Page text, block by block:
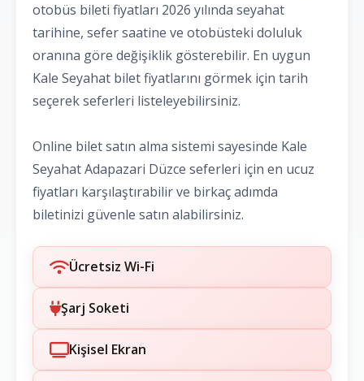
otobüs bileti fiyatları 2026 yılında seyahat
tarihine, sefer saatine ve otobüsteki doluluk
oranına göre değişiklik gösterebilir. En uygun
Kale Seyahat bilet fiyatlarını görmek için tarih
seçerek seferleri listeleyebilirsiniz.
Online bilet satın alma sistemi sayesinde Kale
Seyahat Adapazari Düzce seferleri için en ucuz
fiyatları karşılaştırabilir ve birkaç adımda
biletinizi güvenle satın alabilirsiniz.
Ücretsiz Wi-Fi
Şarj Soketi
Kişisel Ekran